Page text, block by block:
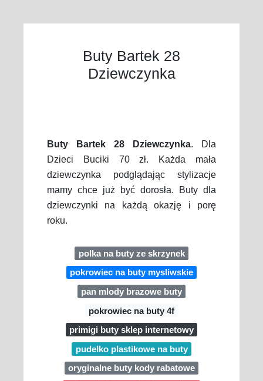
Buty Bartek 28
Dziewczynka
Buty Bartek 28 Dziewczynka. Dla
Dzieci Buciki 70 zł. Każda mała
dziewczynka podglądając stylizacje
mamy chce już być dorosła. Buty dla
dziewczynki na każdą okazję i porę
roku.
polka na buty ze skrzynek
pokrowiec na buty mysliwskie
pan mlody brazowe buty
pokrowiec na buty 4f
primigi buty sklep internetowy
pudelko plastikowe na buty
oryginalne buty kody rabatowe